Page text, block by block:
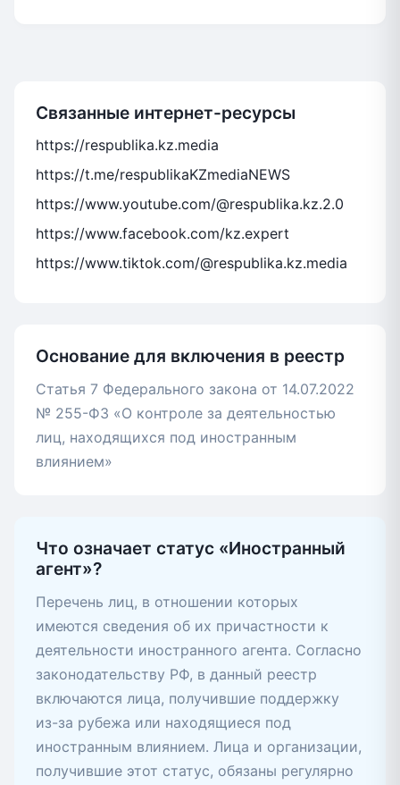
Связанные интернет-ресурсы
https://respublika.kz.media
https://t.me/respublikaKZmediaNEWS
https://www.youtube.com/@respublika.kz.2.0
https://www.facebook.com/kz.expert
https://www.tiktok.com/@respublika.kz.media
Основание для включения в реестр
Статья 7 Федерального закона от 14.07.2022
№ 255-ФЗ «О контроле за деятельностью
лиц, находящихся под иностранным
влиянием»
Что означает статус «Иностранный
агент»?
Перечень лиц, в отношении которых
имеются сведения об их причастности к
деятельности иностранного агента. Согласно
законодательству РФ, в данный реестр
включаются лица, получившие поддержку
из-за рубежа или находящиеся под
иностранным влиянием. Лица и организации,
получившие этот статус, обязаны регулярно